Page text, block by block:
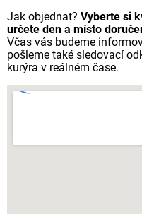
Jak objednat? Vyberte si
určete den a místo
Včas vás budeme
pošleme také sledovací
kurýra v reálném čase.